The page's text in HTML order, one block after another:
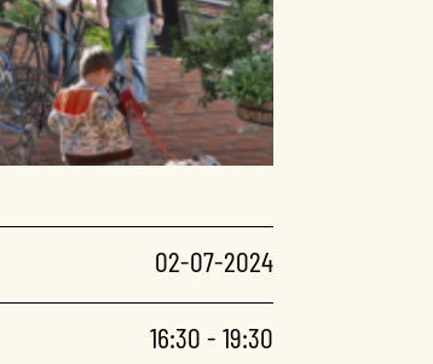
02-07-2024
16:30 - 19:30